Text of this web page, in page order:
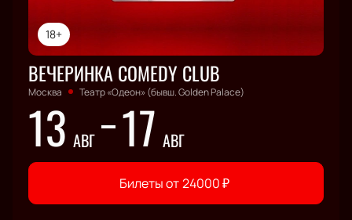
18+
ВЕЧЕРИНКА COMEDY CLUB
Москва Театр «Одеон» (бывш. Golden Palace)
13 АВГ 17 АВГ
Билеты от24000₽